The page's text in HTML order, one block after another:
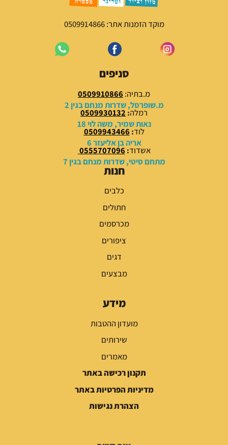
מוקד הזמנות אתר: 0509914866
סניפים
מ.בתיה: 0509910866
מ.שופרסל, שדרות מנחם בגין 2
רמלה:
0509930132
נאות שמיר, משה לוי 18
לוד:
0509943466
אריה בן אליעזר 6
אשדוד:
0555707096
מתחם סיטי, שדרות מנחם בגין 7
חנות
כלבים
חתולים
מכרסמים
ציפורים
דגים
מבצעים
מידע
מועדון ההטבות
שירותים
מאמרים
תקנון רכישה באתר
מדיניות הפרטיות באתר
הצהרת נגישות